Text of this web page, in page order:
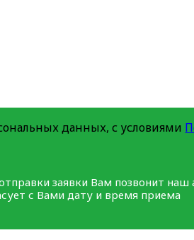
данных, с условиями
заявки Вам позвонит
с Вами дату и время приема